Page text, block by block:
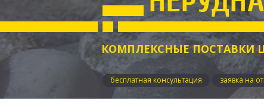
КОМПЛЕКСНЫЕ ПОСТАВКИ
бесплатная консультация заявка на